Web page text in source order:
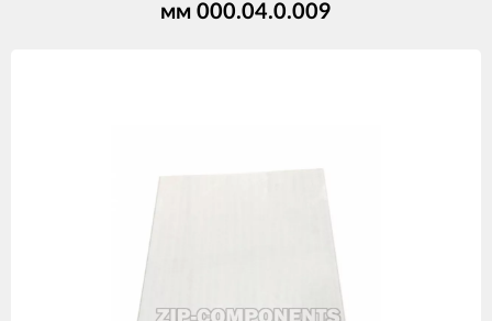
мм 000.04.0.009